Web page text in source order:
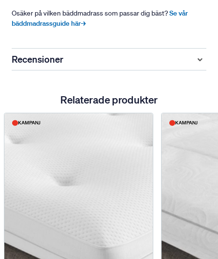
Osäker på vilken bäddmadrass som passar dig bäst?Se vår
bäddmadrassguide här→
Recensioner
Relaterade produkter
KAMPANJ KAMPANJ